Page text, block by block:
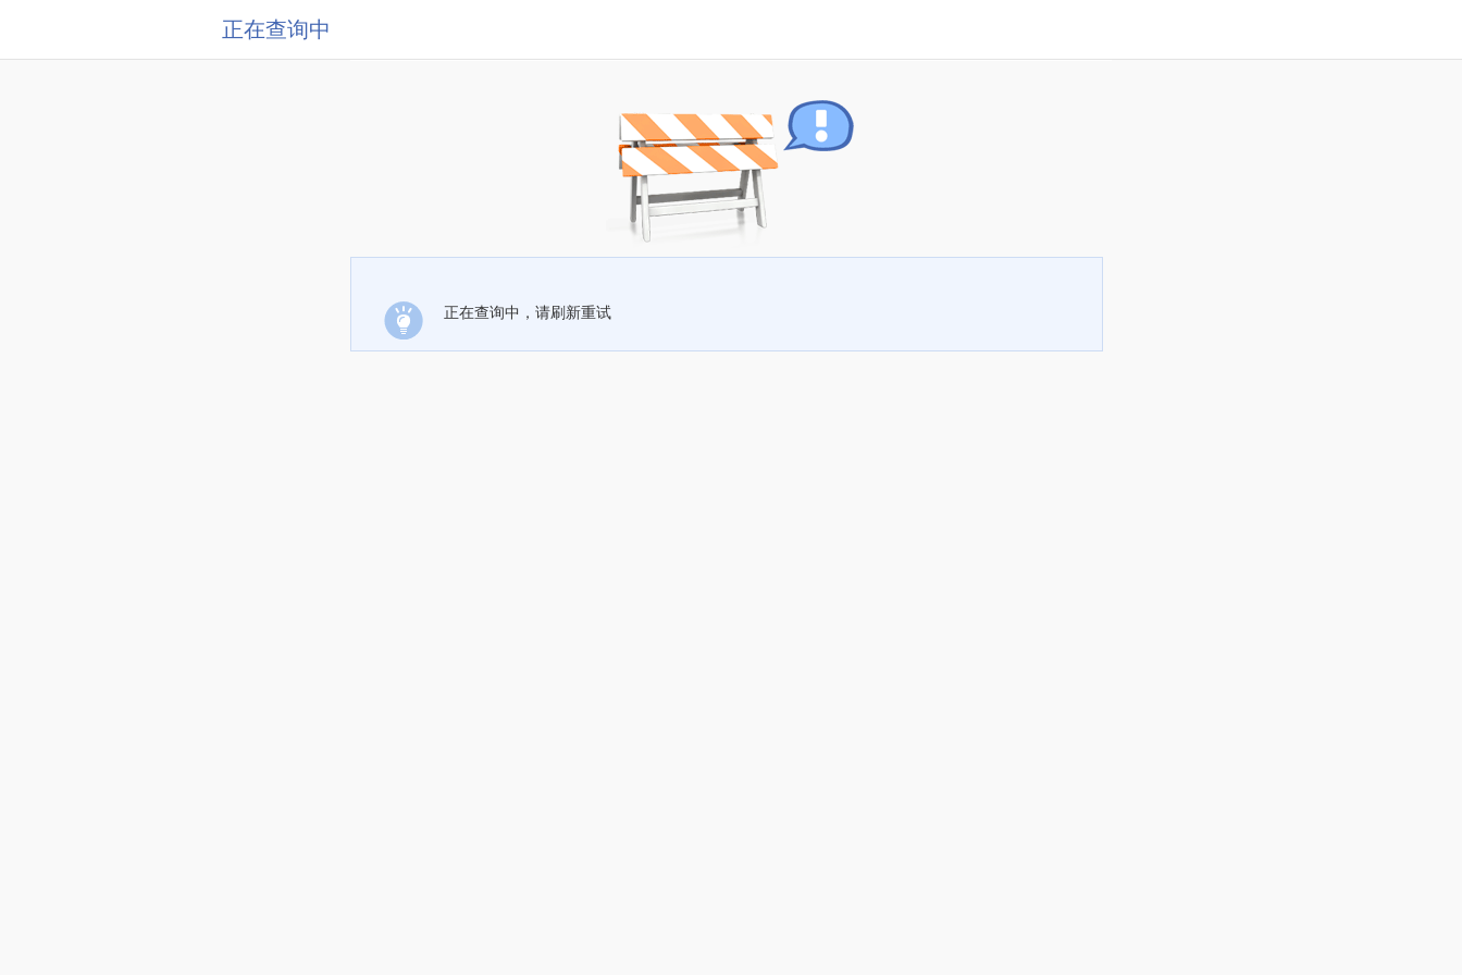
正在查询中
正在查询中，请刷新重试